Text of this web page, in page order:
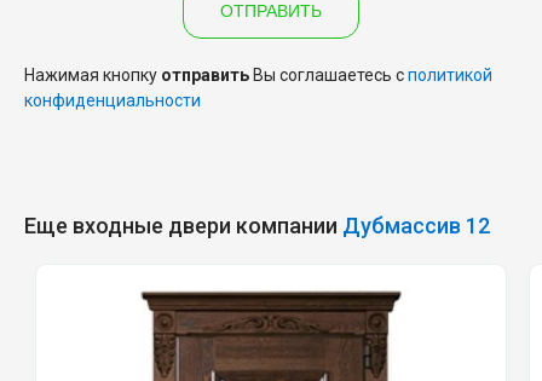
ОТПРАВИТЬ
Нажимая кнопку отправить Вы соглашаетесь сполитикой
конфиденциальности
Еще входные двери компании Дубмассив 12